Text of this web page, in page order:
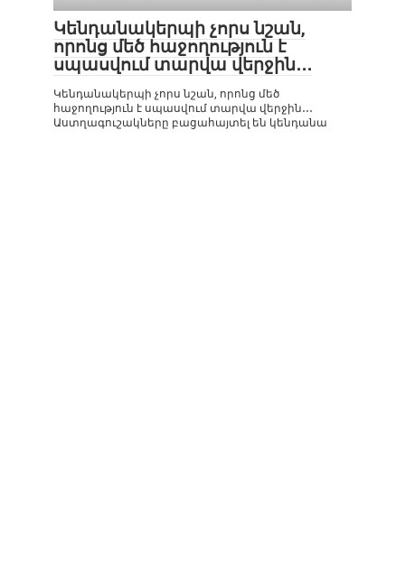
Կենդանակերպի չորս նշան,
որոնց մեծ հաջողություն է
սպասվում տարվա վերջին․․․
Կենդանակերպի չորս նշան, որոնց մեծ
հաջողություն է սպասվում տարվա վերջին․․․
Աստղագուշակները բացահայտել են կենդանա